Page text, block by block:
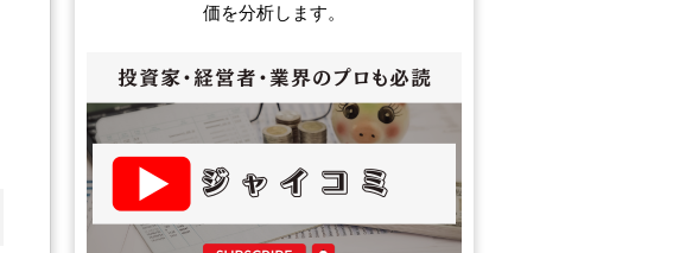
価を分析します。